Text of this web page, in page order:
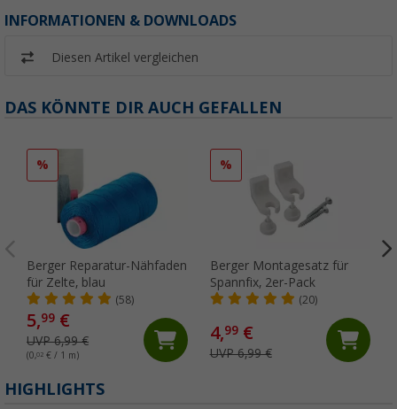
INFORMATIONEN & DOWNLOADS
Diesen Artikel vergleichen
DAS KÖNNTE DIR AUCH GEFALLEN
%
Berger Reparatur-Nähfaden
für Zelte, blau
(58)
5,99 €
UVP 6,99 €
(0,02 € / 1 m)
%
Berger Montagesatz für
Spannfix, 2er-Pack
(20)
4,99€
UVP 6,99 €
HIGHLIGHTS